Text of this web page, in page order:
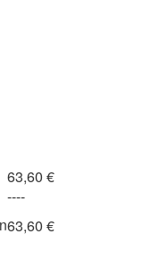
63,60 €
----
63,60 €